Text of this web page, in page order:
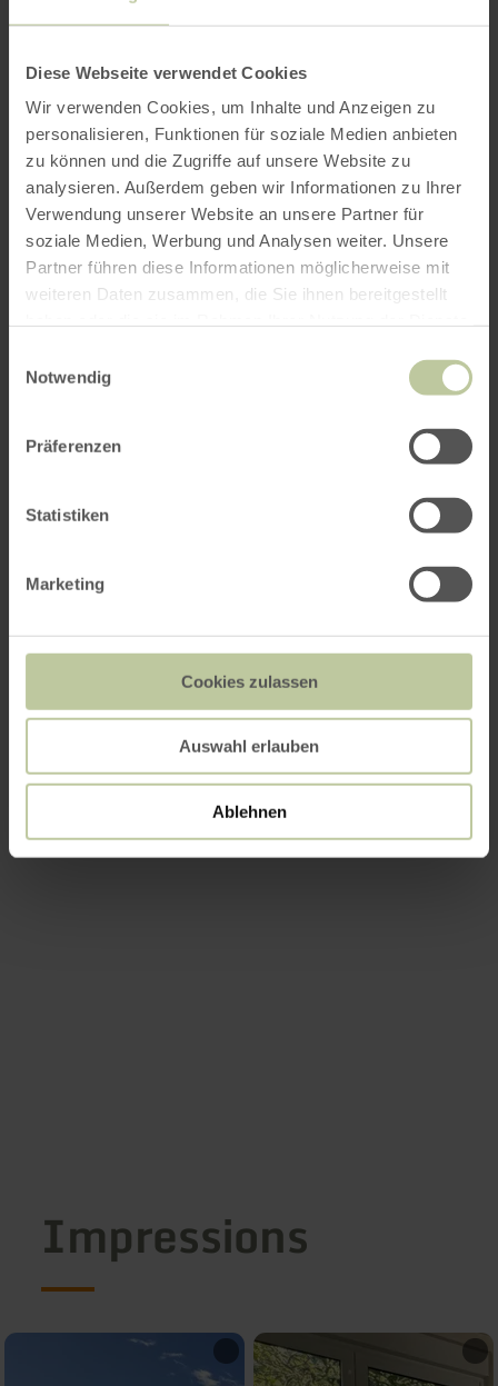
Diese Webseite verwendet Cookies
Wir verwenden Cookies, um Inhalte und Anzeigen zu
personalisieren, Funktionen für soziale Medien anbieten
zu können und die Zugriffe auf unsere Website zu
analysieren. Außerdem geben wir Informationen zu Ihrer
Verwendung unserer Website an unsere Partner für
soziale Medien, Werbung und Analysen weiter. Unsere
Partner führen diese Informationen möglicherweise mit
weiteren Daten zusammen, die Sie ihnen bereitgestellt
Notwendig
Präferenzen
Statistiken
Marketing
Cookies zulassen
Auswahl erlauben
Ablehnen
Impressions